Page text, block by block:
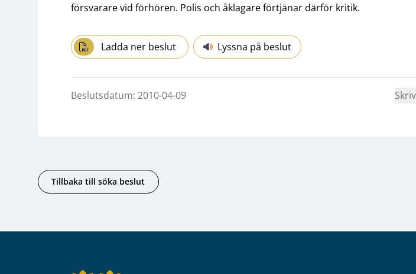
försvarare vid förhören. Polis och åklagare förtjänar därför kritik.
Ladda ner beslut Lyssna på beslut
Beslutsdatum: 2010-04-09
Tillbaka till söka beslut